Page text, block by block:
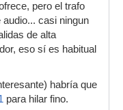
pero el trafo
casi ningun
de alta
eso sí es habitual
habría que
para hilar fino.